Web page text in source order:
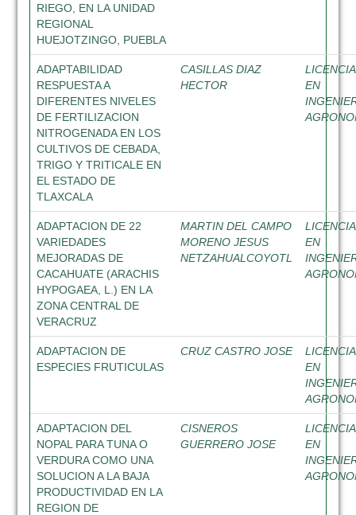
RIEGO, EN LA UNIDAD
REGIONAL
HUEJOTZINGO, PUEBLA
ADAPTABILIDAD
RESPUESTA A
DIFERENTES NIVELES
DE FERTILIZACION
NITROGENADA EN LOS
CULTIVOS DE CEBADA,
TRIGO Y TRITICALE EN
EL ESTADO DE
TLAXCALA
CASILLAS DIAZ
HECTOR
EN
ADAPTACION DE 22
VARIEDADES
MEJORADAS DE
CACAHUATE (ARACHIS
HYPOGAEA, L.) EN LA
ZONA CENTRAL DE
VERACRUZ
MARTIN DEL CAMPO
MORENO JESUS
NETZAHUALCOYOTL
EN
ADAPTACION DE
ESPECIES FRUTICULAS
CRUZ CASTRO JOSE
EN
ADAPTACION DEL
NOPAL PARA TUNA O
VERDURA COMO UNA
SOLUCION A LA BAJA
PRODUCTIVIDAD EN LA
REGION DE
CISNEROS
GUERRERO JOSE
EN